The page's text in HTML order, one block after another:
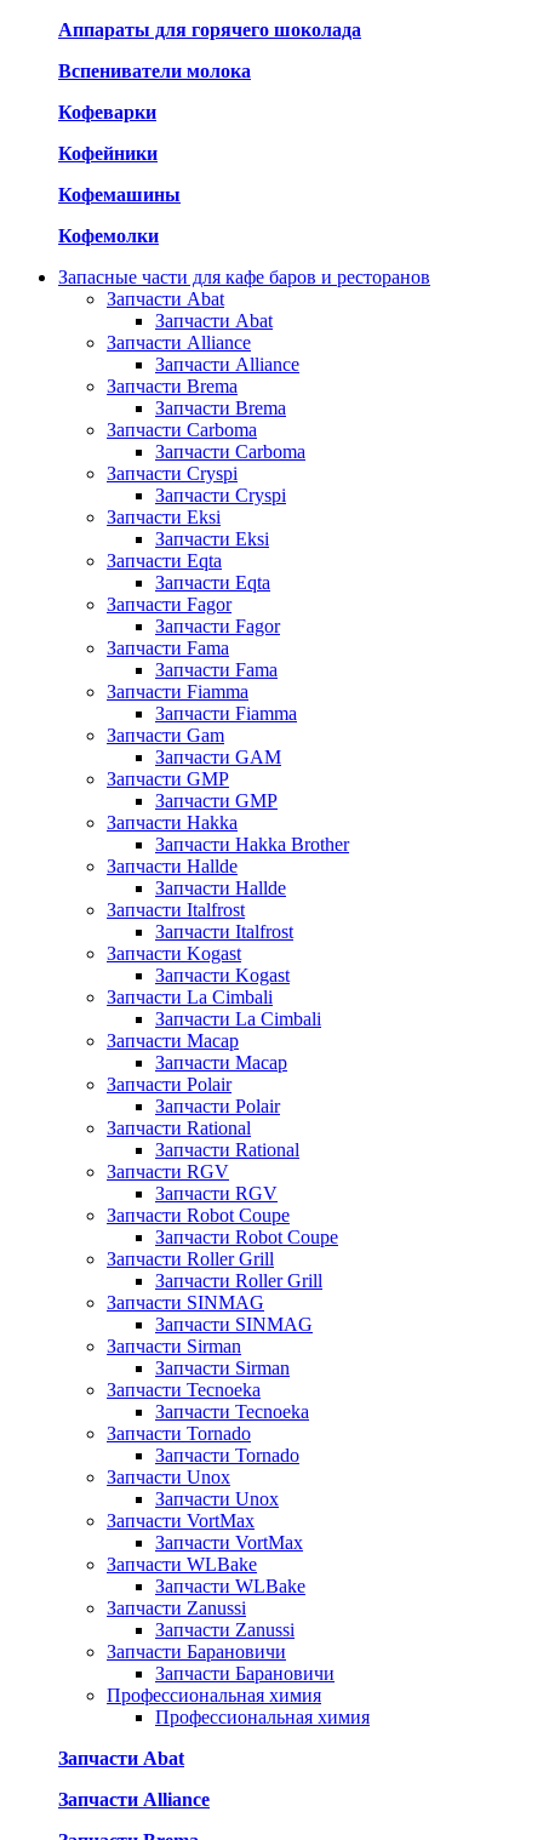
Аппараты для горячего шоколада
Вспениватели молока
Кофеварки
Кофейники
Кофемашины
Кофемолки
Запасные части для кафе баров и ресторанов
Запчасти Abat
Запчасти Abat
Запчасти Alliance
Запчасти Alliance
Запчасти Brema
Запчасти Brema
Запчасти Carboma
Запчасти Carboma
Запчасти Cryspi
Запчасти Cryspi
Запчасти Eksi
Запчасти Eksi
Запчасти Eqta
Запчасти Eqta
Запчасти Fagor
Запчасти Fagor
Запчасти Fama
Запчасти Fama
Запчасти Fiamma
Запчасти Fiamma
Запчасти Gam
Запчасти GAM
Запчасти GMP
Запчасти GMP
Запчасти Hakka
Запчасти Hakka Brother
Запчасти Hallde
Запчасти Hallde
Запчасти Italfrost
Запчасти Italfrost
Запчасти Kogast
Запчасти Kogast
Запчасти La Cimbali
Запчасти La Cimbali
Запчасти Macap
Запчасти Macap
Запчасти Polair
Запчасти Polair
Запчасти Rational
Запчасти Rational
Запчасти RGV
Запчасти RGV
Запчасти Robot Coupe
Запчасти Robot Coupe
Запчасти Roller Grill
Запчасти Roller Grill
Запчасти SINMAG
Запчасти SINMAG
Запчасти Sirman
Запчасти Sirman
Запчасти Tecnoeka
Запчасти Tecnoeka
Запчасти Tornado
Запчасти Tornado
Запчасти Unox
Запчасти Unox
Запчасти VortMax
Запчасти VortMax
Запчасти WLBake
Запчасти WLBake
Запчасти Zanussi
Запчасти Zanussi
Запчасти Барановичи
Запчасти Барановичи
Профессиональная химия
Профессиональная химия
Запчасти Abat
Запчасти Alliance